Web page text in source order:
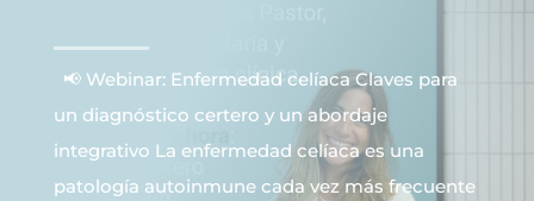
📢 Webinar: Enfermedad celíaca Claves para
un diagnóstico certero y un abordaje
integrativo La enfermedad celíaca es una
patología autoinmune cada vez más frecuente